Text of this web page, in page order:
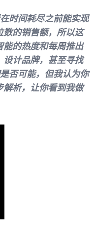
时间耗尽之前能实现
数的销售额，所以这
的热度和每周推出
计品牌，甚至寻找
否可能，但我认为你
解析，让你看到我做